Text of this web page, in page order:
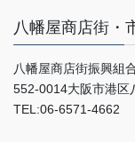
八幡屋商店街・
八幡屋商店街振興組
552-0014大阪市港区
TEL:06-6571-4662